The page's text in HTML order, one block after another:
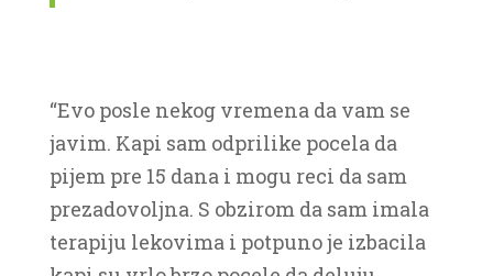
“Evo posle nekog vremena da vam se
javim. Kapi sam odprilike pocela da
pijem pre 15 dana i mogu reci da sam
prezadovoljna. S obzirom da sam imala
terapiju lekovima i potpuno je izbacila